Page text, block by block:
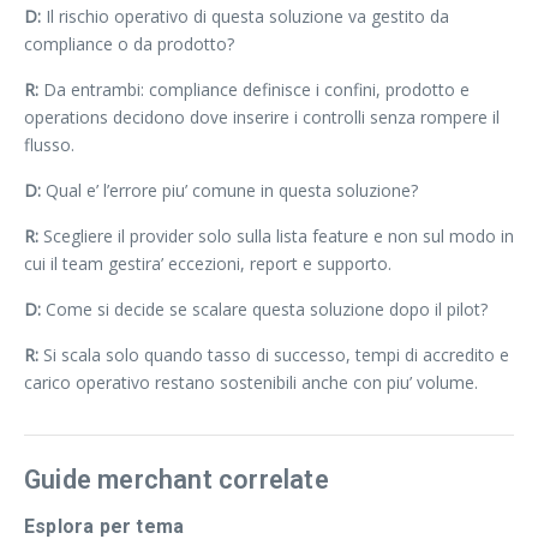
D: Il rischio operativo di questa soluzione va gestito da
compliance o da prodotto?
R: Da entrambi: compliance definisce i confini, prodotto e
operations decidono dove inserire i controlli senza rompere il
flusso.
D: Qual e’ l’errore piu’ comune in questa soluzione?
R: Scegliere il provider solo sulla lista feature e non sul modo in
cui il team gestira’ eccezioni, report e supporto.
D: Come si decide se scalare questa soluzione dopo il pilot?
R: Si scala solo quando tasso di successo, tempi di accredito e
carico operativo restano sostenibili anche con piu’ volume.
Guide merchant correlate
Esplora per tema